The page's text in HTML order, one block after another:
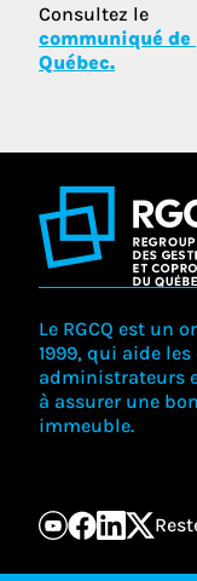
Consultez le
communiqué de
Québec.
Le RGCQ est un
1999, qui aide
administrateurs
à assurer une
immeuble.